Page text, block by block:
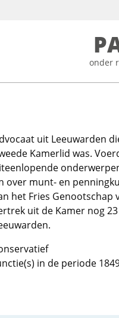
onder
uit Leeuwarden
Kamerlid was.
over munt- en
het Fries Genootschap
uit de Kamer nog
in de periode